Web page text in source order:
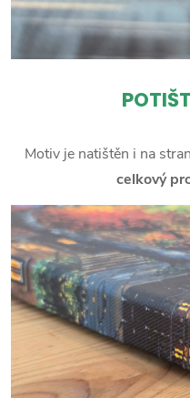
Motiv je natištěn i na
celkový